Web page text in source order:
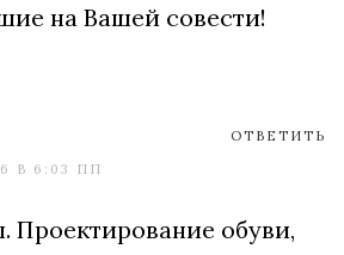
на Вашей совести!
В 6:03 ПП
ОТВЕТИТЬ
Проектирование обуви,